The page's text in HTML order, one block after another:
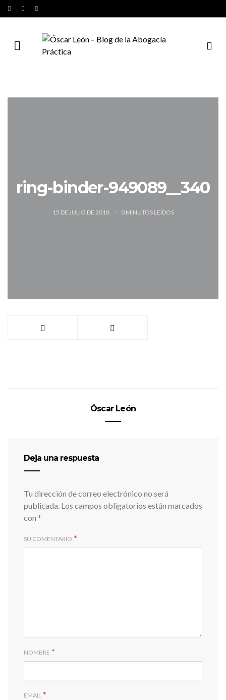
ring-binder-949089__340
15 DE JULIO DE 2018 0 MINUTOS LEÍDOS
Óscar León
Deja una respuesta
Tu dirección de correo electrónico no será
publicada. Los campos obligatorios están marcados
con *
SU COMENTARIO *
NOMBRE *
EMAIL *